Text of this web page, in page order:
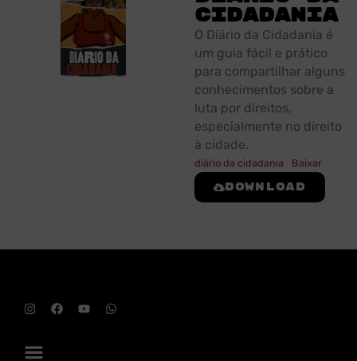
Cidadania
O Diário da Cidadania é
um guia fácil e prático
para compartilhar alguns
conhecimentos sobre a
luta por direitos,
especialmente no direito
à cidade.
diário da cidadania Baixar
Download